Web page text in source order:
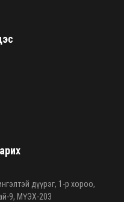
дүүрэг, 1-р хороо,
9, МҮЭХ-203